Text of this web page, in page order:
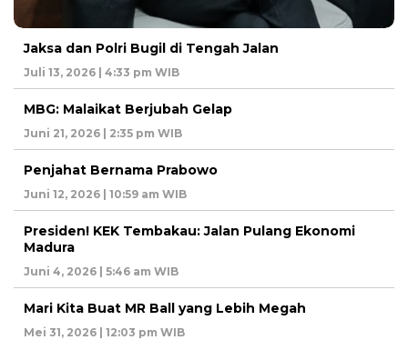
Jaksa dan Polri Bugil di Tengah Jalan
Juli 13, 2026 | 4:33 pm WIB
MBG: Malaikat Berjubah Gelap
Juni 21, 2026 | 2:35 pm WIB
Penjahat Bernama Prabowo
Juni 12, 2026 | 10:59 am WIB
Presiden! KEK Tembakau: Jalan Pulang Ekonomi
Madura
Juni 4, 2026 | 5:46 am WIB
Mari Kita Buat MR Ball yang Lebih Megah
Mei 31, 2026 | 12:03 pm WIB